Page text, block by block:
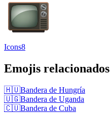
Icons8
Emojis relacionados
🇭🇺Bandera de Hungría
🇺🇬Bandera de Uganda
🇨🇺Bandera de Cuba